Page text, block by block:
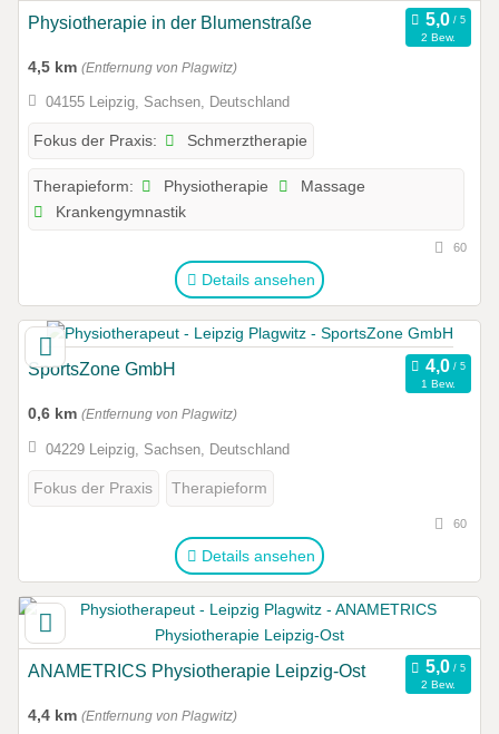
Physiotherapie in der Blumenstraße
2 Bew.
4,5 km (Entfernung von Plagwitz)
04155 Leipzig, Sachsen, Deutschland
Fokus der Praxis: Schmerztherapie
Therapieform: Physiotherapie
Massage
Krankengymnastik
60
Details ansehen
SportsZone GmbH
1 Bew.
0,6 km (Entfernung von Plagwitz)
04229 Leipzig, Sachsen, Deutschland
Fokus der Praxis Therapieform
60
Details ansehen
ANAMETRICS Physiotherapie Leipzig-Ost
2 Bew.
4,4 km (Entfernung von Plagwitz)